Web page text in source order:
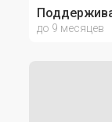
до 9 месяцев